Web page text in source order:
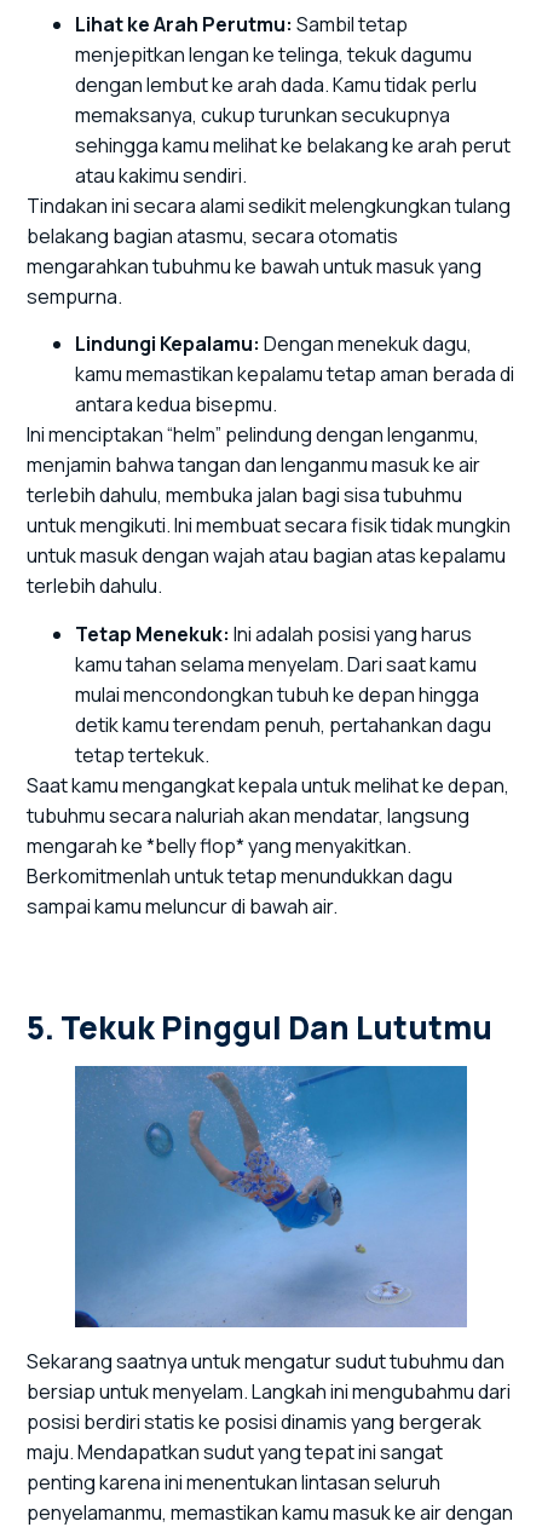
Lihat ke Arah Perutmu: Sambil tetap
menjepitkan lengan ke telinga, tekuk dagumu
dengan lembut ke arah dada. Kamu tidak perlu
memaksanya, cukup turunkan secukupnya
sehingga kamu melihat ke belakang ke arah perut
atau kakimu sendiri.
Tindakan ini secara alami sedikit melengkungkan tulang
belakang bagian atasmu, secara otomatis
mengarahkan tubuhmu ke bawah untuk masuk yang
sempurna.
Lindungi Kepalamu: Dengan menekuk dagu,
kamu memastikan kepalamu tetap aman berada di
antara kedua bisepmu.
Ini menciptakan “helm” pelindung dengan lenganmu,
menjamin bahwa tangan dan lenganmu masuk ke air
terlebih dahulu, membuka jalan bagi sisa tubuhmu
untuk mengikuti. Ini membuat secara fisik tidak mungkin
untuk masuk dengan wajah atau bagian atas kepalamu
terlebih dahulu.
Tetap Menekuk: Ini adalah posisi yang harus
kamu tahan selama menyelam. Dari saat kamu
mulai mencondongkan tubuh ke depan hingga
detik kamu terendam penuh, pertahankan dagu
tetap tertekuk.
Saat kamu mengangkat kepala untuk melihat ke depan,
tubuhmu secara naluriah akan mendatar, langsung
mengarah ke *belly flop* yang menyakitkan.
Berkomitmenlah untuk tetap menundukkan dagu
sampai kamu meluncur di bawah air.
5. Tekuk Pinggul Dan Lututmu
Sekarang saatnya untuk mengatur sudut tubuhmu dan
bersiap untuk menyelam. Langkah ini mengubahmu dari
posisi berdiri statis ke posisi dinamis yang bergerak
maju. Mendapatkan sudut yang tepat ini sangat
penting karena ini menentukan lintasan seluruh
penyelamanmu, memastikan kamu masuk ke air dengan